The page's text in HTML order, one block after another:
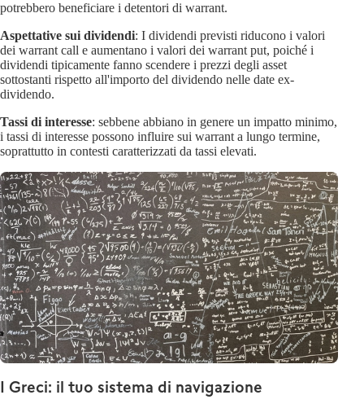
potrebbero beneficiare i detentori di warrant.
Aspettative sui dividendi: I dividendi previsti riducono i valori
dei warrant call e aumentano i valori dei warrant put, poiché i
dividendi tipicamente fanno scendere i prezzi degli asset
sottostanti rispetto all'importo del dividendo nelle date ex-
dividendo.
Tassi di interesse: sebbene abbiano in genere un impatto minimo,
i tassi di interesse possono influire sui warrant a lungo termine,
soprattutto in contesti caratterizzati da tassi elevati.
I Greci: il tuo sistema di navigazione